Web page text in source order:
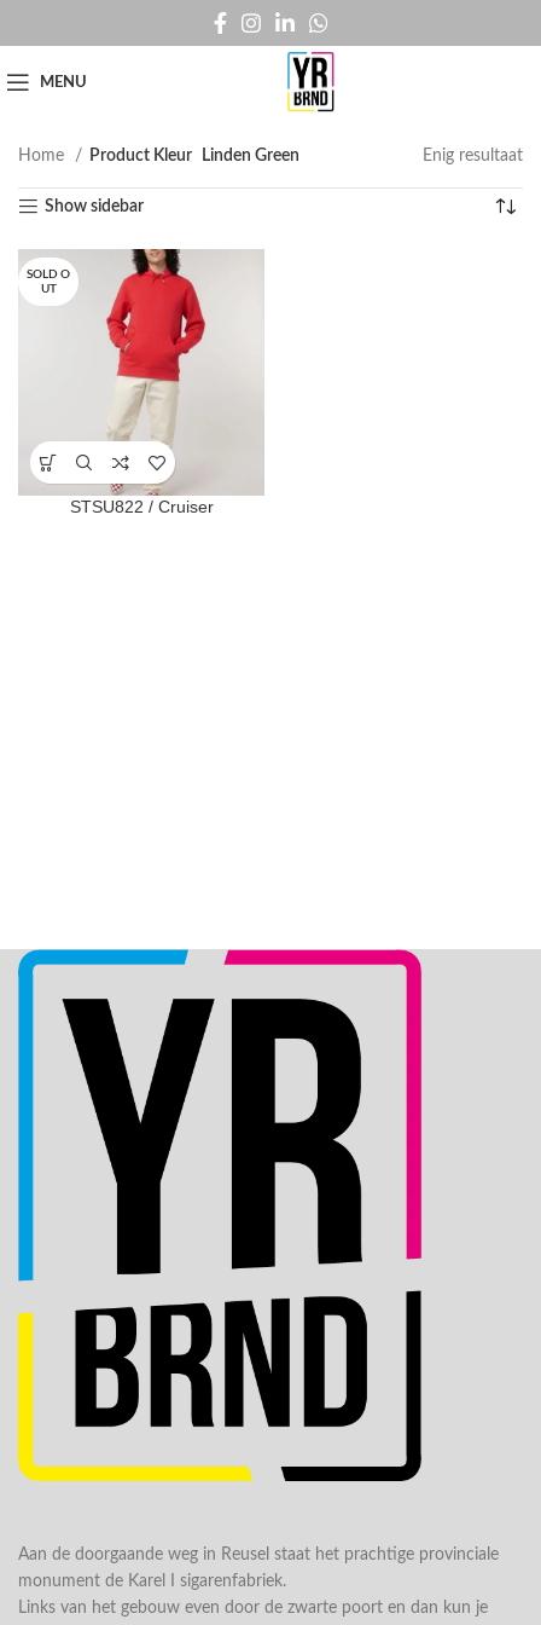
MENU
Home Product Kleur Linden Green Enig resultaat
Show sidebar
SOLD O
UT
STSU822 / Cruiser
Aan de doorgaande weg in Reusel staat het prachtige provinciale
monument de Karel I sigarenfabriek.
Links van het gebouw even door de zwarte poort en dan kun je